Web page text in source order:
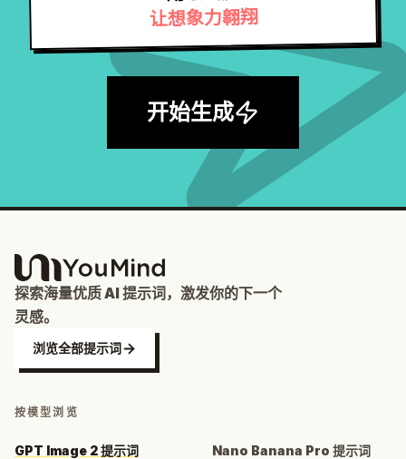
让想象力翱翔
开始生成
探索海量优质 AI 提示词，激发你的下一个
灵感。
浏览全部提示词
按模型浏览
GPT Image 2 提示词 Nano Banana Pro 提示词